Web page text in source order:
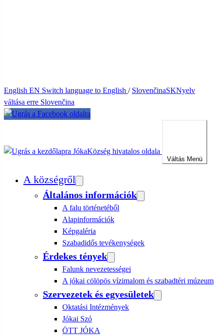
English EN Switch language to English / SlovenčinaSKNyelv
váltása erre Slovenčina
JókaKözség hivatalos oldala
Váltás Menü
A községről
Általános információk
A falu történetéből
Alapinformációk
Képgaléria
Szabadidős tevékenységek
Érdekes tények
Falunk nevezetességei
A jókai cölöpös vízimalom és szabadtéri múzeum
Szervezetek és egyesületek
Oktatási Intézmények
Jókai Szó
ÖTT JÓKA